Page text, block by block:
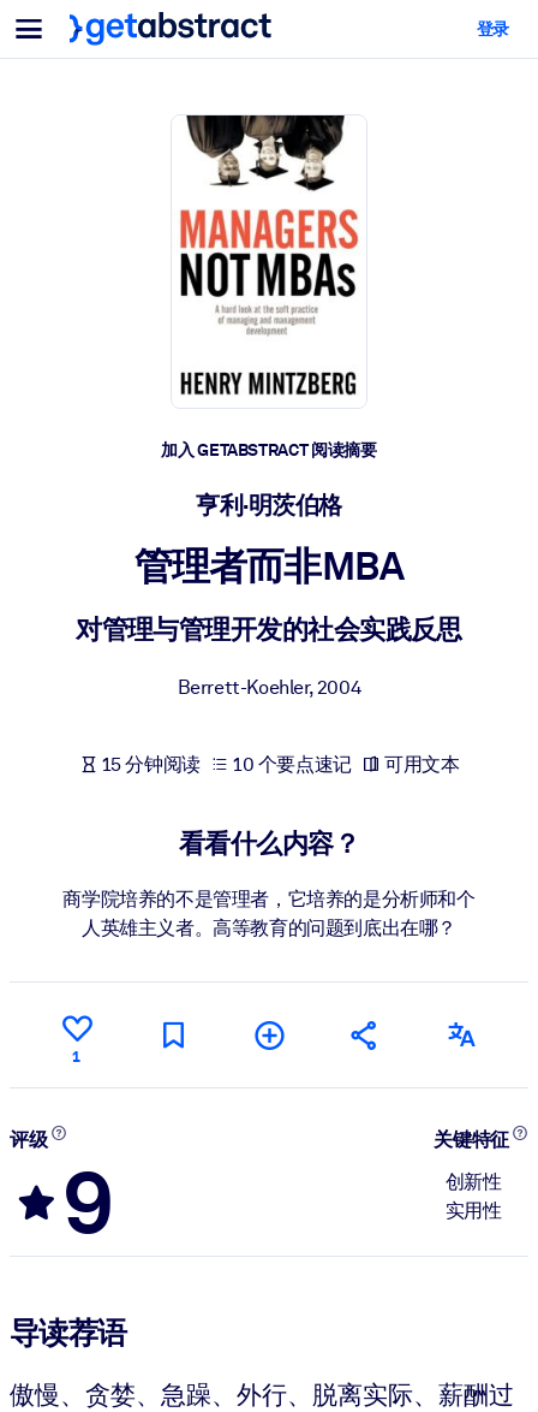
菜单
面向团队与管理者
为您的员工配备关键的人工智能技能。
帮助您的管理者为未来的工作时代做好准备。
让团队更轻松地共同学习、解决实际问题并更快采取行动。
培养您的员工应对未来挑战所需的技能。
面向 LMS/LXP
将简短且经过验证的知识引入您的 LMS/LXP，以获得更强的学习效
利用可靠、结构化的知识为您的人工智能系统提供动力，以改善输
面向人工智能系统
登录
加入 GETABSTRACT 阅读摘要
亨利·明茨伯格
管理者而非MBA
对管理与管理开发的社会实践反思
Berrett-Koehler,2004
15 分钟阅读 10 个要点速记 可用文本
看看什么内容？
商学院培养的不是管理者，它培养的是分析师和个
人英雄主义者。高等教育的问题到底出在哪？
1
评级
9
关键特征
创新性
实用性
导读荐语
傲慢、贪婪、急躁、外行、脱离实际、薪酬过